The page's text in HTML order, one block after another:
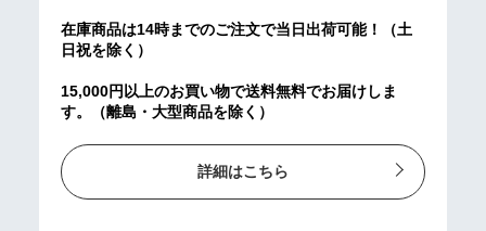
在庫商品は14時までのご注文で当日出荷可能！（土
日祝を除く）
15,000円以上のお買い物で送料無料でお届けしま
す。（離島・大型商品を除く）
詳細はこちら